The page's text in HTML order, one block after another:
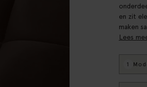
en zit
maken
Lees
1